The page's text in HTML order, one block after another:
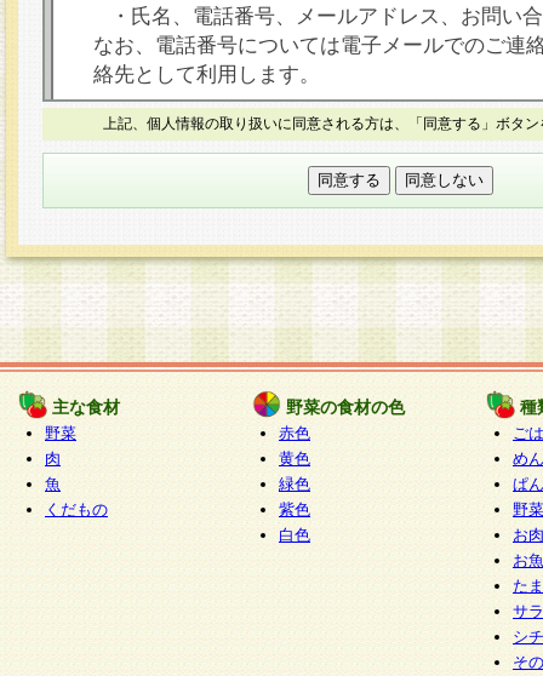
・氏名、電話番号、メールアドレス、お問い
なお、電話番号については電子メールでのご連
絡先として利用します。
○本人が容易に認識できない方法による個人情報
本フォームでは、セッション管理のためCookie
○個人情報の第三者提供について
力いただく個人情報は第三者に提供しません。
○個人情報の委託について
個人情報の取り扱いを外部に委託する場合は、
情報管理基準を満たす企業を選定して委託を行
が行われるよう監督します。
○開示対象個人情報の開示等および問い合わせ窓口
本人からの求めにより、当社が本件により取得
報の利用目的の通知・開示・内容の訂正・追加
停止・消去及び第三者への提供の禁止（以下、
といいます。）に応じます。
開示等に応じる窓口は以下になります。
ぱくすく食堂個人情報お客様相談窓口 paku-
m
上記、個人情報の取り扱いに同意される方は、「同意する」ボタ
主な食材
野菜
肉
魚
くだもの
野菜の食材の色
赤色
黄色
緑色
紫色
白色
種
ご
めん
ぱん
野
お
お
た
サ
シ
そ